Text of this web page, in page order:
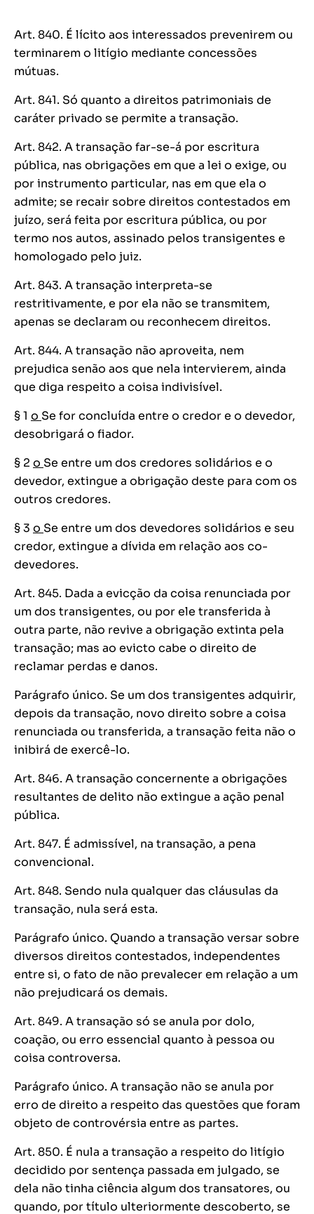
Art. 840. É lícito aos interessados prevenirem ou
terminarem o litígio mediante concessões
mútuas.
Art. 841. Só quanto a direitos patrimoniais de
caráter privado se permite a transação.
Art. 842. A transação far-se-á por escritura
pública, nas obrigações em que a lei o exige, ou
por instrumento particular, nas em que ela o
admite; se recair sobre direitos contestados em
juízo, será feita por escritura pública, ou por
termo nos autos, assinado pelos transigentes e
homologado pelo juiz.
Art. 843. A transação interpreta-se
restritivamente, e por ela não se transmitem,
apenas se declaram ou reconhecem direitos.
Art. 844. A transação não aproveita, nem
prejudica senão aos que nela intervierem, ainda
que diga respeito a coisa indivisível.
§ 1 o Se for concluída entre o credor e o devedor,
desobrigará o fiador.
§ 2 o Se entre um dos credores solidários e o
devedor, extingue a obrigação deste para com os
outros credores.
§ 3 o Se entre um dos devedores solidários e seu
credor, extingue a dívida em relação aos co-
devedores.
Art. 845. Dada a evicção da coisa renunciada por
um dos transigentes, ou por ele transferida à
outra parte, não revive a obrigação extinta pela
transação; mas ao evicto cabe o direito de
reclamar perdas e danos.
Parágrafo único. Se um dos transigentes adquirir,
depois da transação, novo direito sobre a coisa
renunciada ou transferida, a transação feita não o
inibirá de exercê-lo.
Art. 846. A transação concernente a obrigações
resultantes de delito não extingue a ação penal
pública.
Art. 847. É admissível, na transação, a pena
convencional.
Art. 848. Sendo nula qualquer das cláusulas da
transação, nula será esta.
Parágrafo único. Quando a transação versar sobre
diversos direitos contestados, independentes
entre si, o fato de não prevalecer em relação a um
não prejudicará os demais.
Art. 849. A transação só se anula por dolo,
coação, ou erro essencial quanto à pessoa ou
coisa controversa.
Parágrafo único. A transação não se anula por
erro de direito a respeito das questões que foram
objeto de controvérsia entre as partes.
Art. 850. É nula a transação a respeito do litígio
decidido por sentença passada em julgado, se
dela não tinha ciência algum dos transatores, ou
quando, por título ulteriormente descoberto, se